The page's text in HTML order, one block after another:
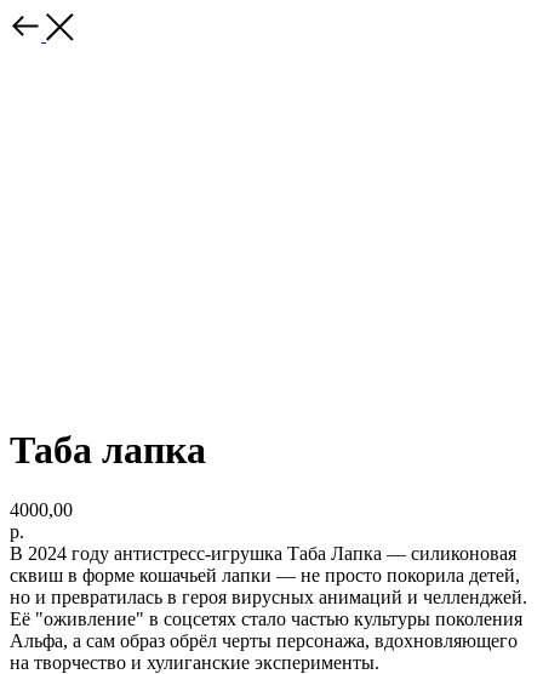
Таба лапка
4000,00
р.
В 2024 году антистресс-игрушка Таба Лапка — силиконовая
сквиш в форме кошачьей лапки — не просто покорила детей,
но и превратилась в героя вирусных анимаций и челленджей.
Её "оживление" в соцсетях стало частью культуры поколения
Альфа, а сам образ обрёл черты персонажа, вдохновляющего
на творчество и хулиганские эксперименты.